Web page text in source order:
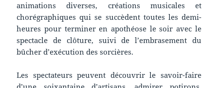
animations diverses, créations musicales et
chorégraphiques qui se succèdent toutes les demi-
heures pour terminer en apothéose le soir avec le
spectacle de clôture, suivi de l’embrasement du
bûcher d’exécution des sorcières.
Les spectateurs peuvent découvrir le savoir-faire